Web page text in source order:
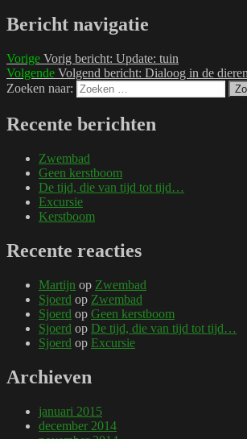
Bericht navigatie
Vorige Vorig bericht: Update: tuin
Volgende Volgend bericht: Dialoog in de
Zoeken naar:
Recente berichten
Zwembad
Geen kerstboom
De tijd, die van tijd tot tijd…
Excursie
Kerstboom
Recente reacties
Martijn op Zwembad
Sjoerd op Zwembad
Sjoerd op Geen kerstboom
Sjoerd op De tijd, die van tijd tot tijd…
Sjoerd op Excursie
Archieven
januari 2015
december 2014